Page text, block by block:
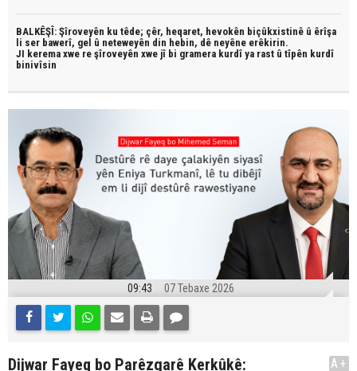
BALKÊŞÎ: Şîroveyên ku têde; çêr, heqaret, hevokên biçûkxistinê û êrîşa
li ser bawerî, gel û neteweyên din hebin, dê neyêne erêkirin.
JI kerema xwe re şîroveyên xwe jî bi gramera kurdî ya rast û tîpên kurdî
binivîsin
09:43 07 Tebaxe 2026
Dijwar Fayeq bo Parêzgarê Kerkûkê:
A+